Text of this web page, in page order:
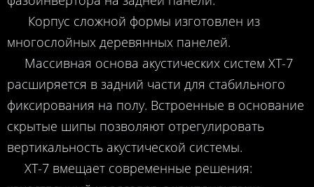
Корпус сложной формы изготовлен из
многослойных деревянных панелей.
Массивная основа акустических систем XT-7
расширяется в задний части для стабильного
фиксирования на полу. Встроенные в основание
скрытые шипы позволяют отрегулировать
вертикальность акустической системы.
XT-7 вмещает современные решения: